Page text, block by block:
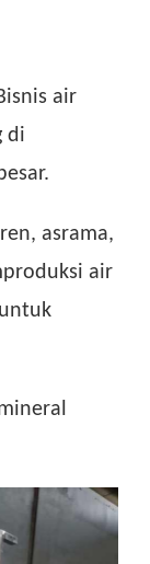
air
di
asrama,
air